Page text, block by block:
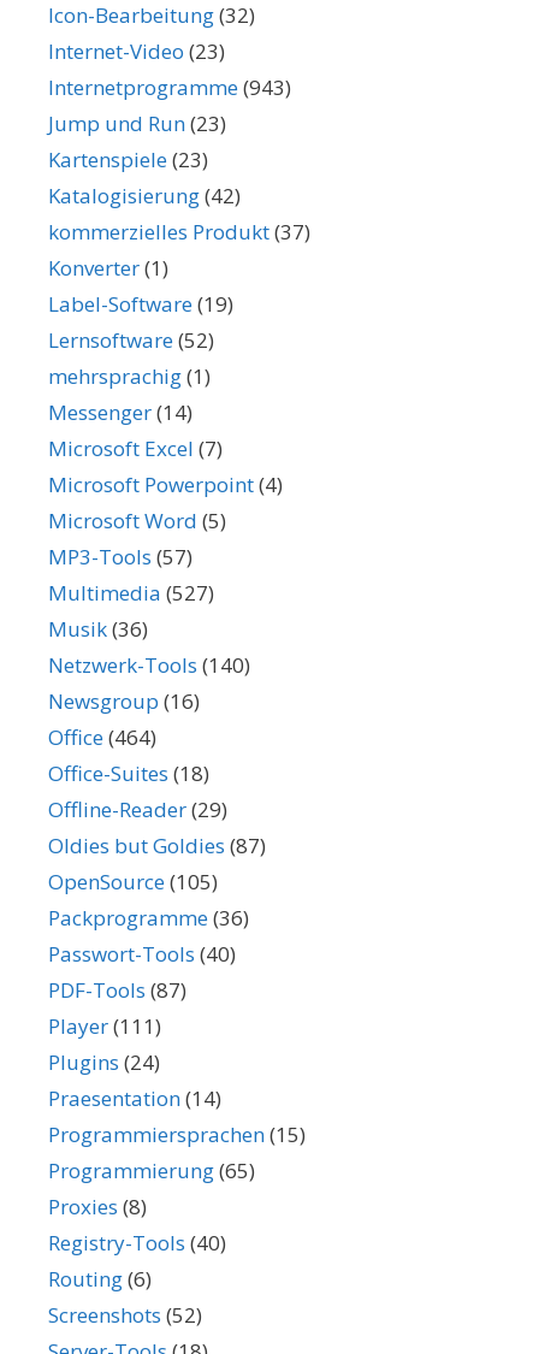
Icon-Bearbeitung(32)
Internet-Video (23)
Internetprogramme(943)
Jump und Run(23)
Kartenspiele(23)
Katalogisierung(42)
kommerzielles Produkt(37)
Konverter(1)
Label-Software(19)
Lernsoftware(52)
mehrsprachig(1)
Messenger(14)
Microsoft Excel (7)
Microsoft Powerpoint(4)
Microsoft Word (5)
MP3-Tools (57)
Multimedia (527)
Musik(36)
Netzwerk-Tools (140)
Newsgroup (16)
Office(464)
Office-Suites (18)
Offline-Reader(29)
Oldies but Goldies (87)
OpenSource(105)
Packprogramme(36)
Passwort-Tools (40)
PDF-Tools (87)
Player(111)
Plugins (24)
Praesentation(14)
Programmiersprachen(15)
Programmierung(65)
Proxies (8)
Registry-Tools (40)
Routing(6)
Screenshots (52)